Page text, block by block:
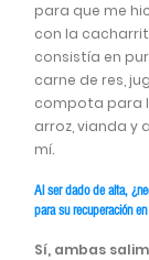
para que me
con la
consistía en
carne de res,
compota para
arroz, vianda y
mí.
Al ser dado de alta,
para su recuperación
Sí, ambas